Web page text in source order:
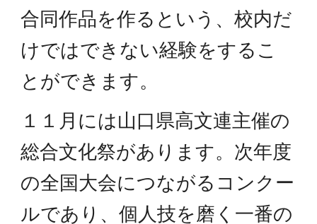
合同作品を作るという、校内だ
けではできない経験をするこ
とができます。
１１月には山口県高文連主催の
総合文化祭があります。次年度
の全国大会につながるコンクー
ルであり、個人技を磨く一番の